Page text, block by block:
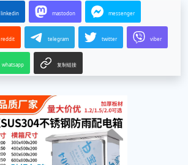
linkedin mastodon messenger
reddit telegram twitter viber
whatsapp 复制链接